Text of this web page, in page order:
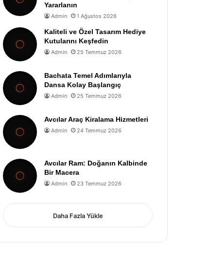
Yararlanın
Admin 1 Ağustos 2026
Kaliteli ve Özel Tasarım Hediye
Kutularını Keşfedin
Admin 25 Temmuz 2026
Bachata Temel Adımlarıyla
Dansa Kolay Başlangıç
Admin 25 Temmuz 2026
Avcılar Araç Kiralama Hizmetleri
Admin 24 Temmuz 2026
Avcılar Ram: Doğanın Kalbinde
Bir Macera
Admin 23 Temmuz 2026
Daha Fazla Yükle